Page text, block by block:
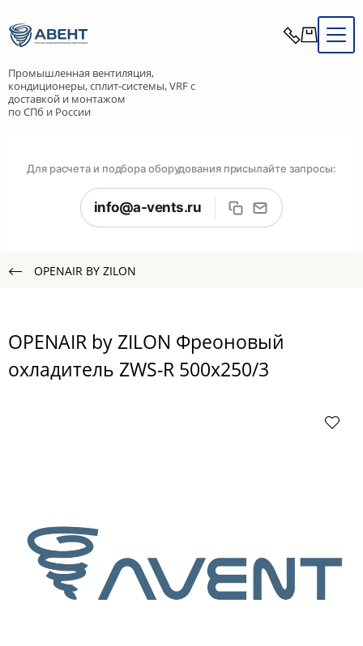
Промышленная вентиляция,
кондиционеры, сплит-системы, VRF с
доставкой и монтажом
по СПб и России
Для расчета и подбора оборудования присылайте запросы:
info@a-vents.ru
OPENAIR BY ZILON
OPENAIR by ZILON Фреоновый
охладитель ZWS-R 500x250/3